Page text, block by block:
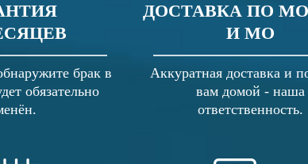
брак в
обязательно
ДОСТАВКА ПО
И МО
Аккуратная доставка и
вам домой - наша
ответственность.